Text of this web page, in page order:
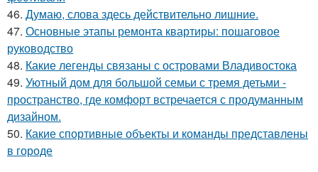
46. Думаю, слова здесь действительно лишние.
47. Основные этапы ремонта квартиры: пошаговое
руководство
48. Какие легенды связаны с островами Владивостока
49. Уютный дом для большой семьи с тремя детьми -
пространство, где комфорт встречается с продуманным
дизайном.
50. Какие спортивные объекты и команды представлены
в городе